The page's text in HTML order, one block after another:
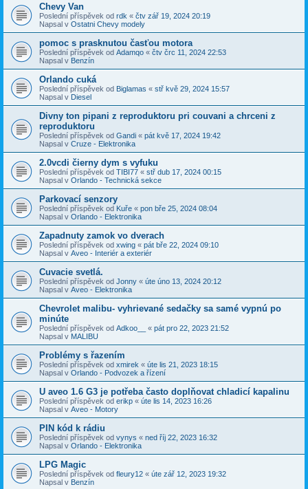
Chevy Van
Poslední příspěvek od rdk « čtv zář 19, 2024 20:19
Napsal v Ostatni Chevy modely
pomoc s prasknutou časťou motora
Poslední příspěvek od Adamqo « čtv črc 11, 2024 22:53
Napsal v Benzín
Orlando cuká
Poslední příspěvek od Biglamas « stř kvě 29, 2024 15:57
Napsal v Diesel
Divny ton pipani z reproduktoru pri couvani a chrceni z
reproduktoru
Poslední příspěvek od Gandi « pát kvě 17, 2024 19:42
Napsal v Cruze - Elektronika
2.0vcdi čierny dym s vyfuku
Poslední příspěvek od TIBI77 « stř dub 17, 2024 00:15
Napsal v Orlando - Technická sekce
Parkovací senzory
Poslední příspěvek od Kuře « pon bře 25, 2024 08:04
Napsal v Orlando - Elektronika
Zapadnuty zamok vo dverach
Poslední příspěvek od xwing « pát bře 22, 2024 09:10
Napsal v Aveo - Interiér a exteriér
Cuvacie svetlá.
Poslední příspěvek od Jonny « úte úno 13, 2024 20:12
Napsal v Aveo - Elektronika
Chevrolet malibu- vyhrievané sedačky sa samé vypnú po
minúte
Poslední příspěvek od Adkoo__ « pát pro 22, 2023 21:52
Napsal v MALIBU
Problémy s řazením
Poslední příspěvek od xmirek « úte lis 21, 2023 18:15
Napsal v Orlando - Podvozek a řízení
U aveo 1.6 G3 je potřeba často doplňovat chladicí kapalinu
Poslední příspěvek od erikp « úte lis 14, 2023 16:26
Napsal v Aveo - Motory
PIN kód k rádiu
Poslední příspěvek od vynys « ned říj 22, 2023 16:32
Napsal v Orlando - Elektronika
LPG Magic
Poslední příspěvek od fleury12 « úte zář 12, 2023 19:32
Napsal v Benzín